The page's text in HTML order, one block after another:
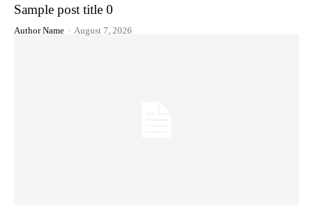
Sample post title 0
Author Name - August 7, 2026